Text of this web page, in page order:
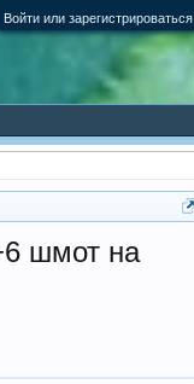
Войти или зарегистрироваться
шмот на